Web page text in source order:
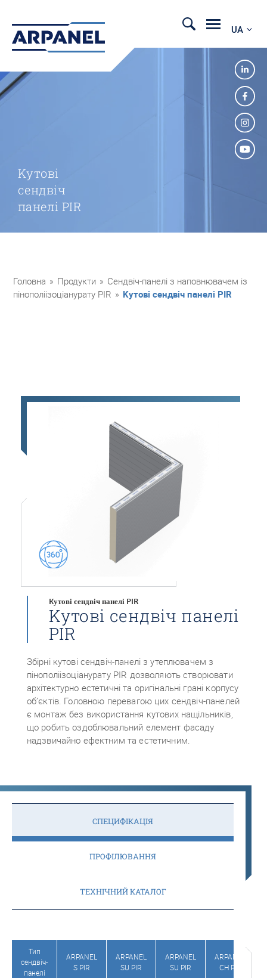
UA
Kутові
сендвіч
панелі PIR
Головна » Продукти » Сендвіч-панелі з наповнювачем із
пінополіізоціанурату PIR » Kутові сендвіч панелі PIR
Kутові сендвіч панелі PIR
Kутові сендвіч панелі
PIR
Збірні кутові сендвіч-панелі з утеплювачем з
пінополіізоціанурату PIR дозволяють створювати
архітектурно естетичні та оригінальні грані корпусу
об’єктів. Головною перевагою цих сендвіч-панелей
є монтаж без використання кутових нащільників,
що робить оздоблювальний елемент фасаду
надзвичайно ефектним та естетичним.
СПЕЦИФІКАЦІЯ
ПРОФІЛЮВАННЯ
ТЕХНІЧНИЙ КАТАЛОГ
Тип
сендвіч-
панелі
ARPANEL
S PIR
ARPANEL
SU PIR
ARPANEL
SU PIR
ARPANEL
CH PIR